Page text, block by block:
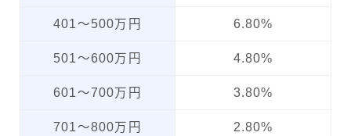
401～500万円 6.80%
501～600万円 4.80%
601～700万円 3.80%
701～800万円 2.80%